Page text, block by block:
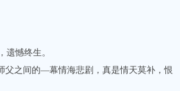
憾终生。
之间的—幕情海悲剧，真是情天莫补，恨